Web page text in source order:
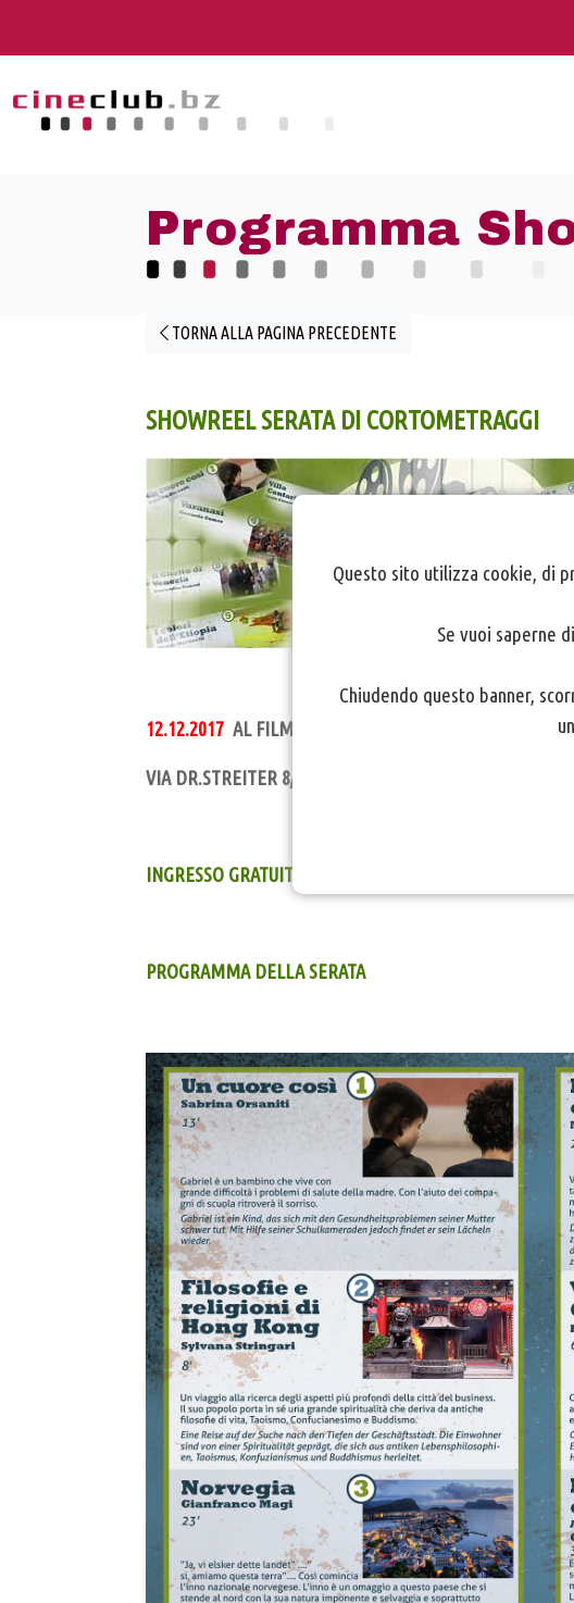
Questo sito utilizza cookie, di
Se vuoi saperne
Chiudendo questo banner,
Programma
TORNA ALLA PAGINA PRECEDENTE
SHOWREEL SERATA DI CORTOMETRAGGI
12.12.2017 AL FILMCLUB CINEMA CAPITOL -
VIA DR.STREITER 8/D - BOLZANO
INGRESSO GRATUITO
PROGRAMMA DELLA SERATA